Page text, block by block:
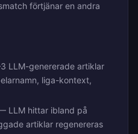
förtjänar en andra
LLM-genererade artiklar
liga-kontext,
LLM hittar ibland på
artiklar regenereras